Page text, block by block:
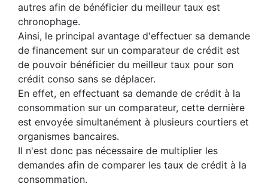
autres afin de bénéficier du meilleur taux est
chronophage.
Ainsi, le principal avantage d'effectuer sa demande
de financement sur un comparateur de crédit est
de pouvoir bénéficier du meilleur taux pour son
crédit conso sans se déplacer.
En effet, en effectuant sa demande de crédit à la
consommation sur un comparateur, cette dernière
est envoyée simultanément à plusieurs courtiers et
organismes bancaires.
Il n'est donc pas nécessaire de multiplier les
demandes afin de comparer les taux de crédit à la
consommation.